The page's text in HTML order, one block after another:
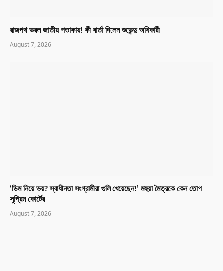
রাজপথ ভরল জাতীয় পতাকায়! কী বার্তা দিলেন শুভেন্দু অধিকারী
August 7, 2026
‘ডিম নিয়ে ভয়? স্বাধীনতা সংগ্রামীরা গুলি খেয়েছেন!’ মহুয়া মৈত্রকে কেন তোপ
সুপ্রিম কোর্টের
August 7, 2026